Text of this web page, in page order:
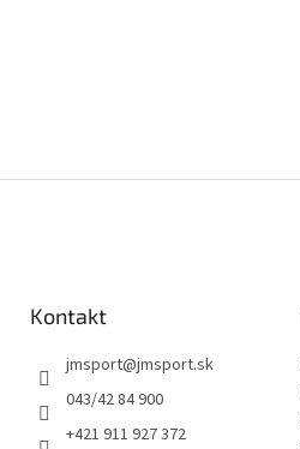
Kontakt
jmsport@jmsport.sk
043/42 84 900
+421 911 927 372